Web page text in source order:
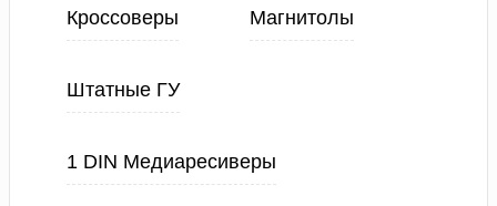
Кроссоверы Магнитолы
Штатные ГУ
1 DIN Медиаресиверы